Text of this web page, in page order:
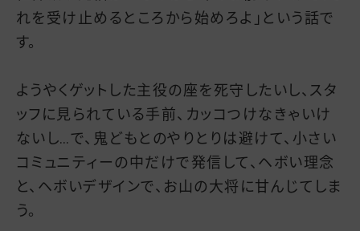
れを受け止めるところから始めろよ」という話で
す。
ようやくゲットした主役の座を死守したいし、スタ
ッフに見られている手前、カッコつけなきゃいけ
ないし…で、鬼どもとのやりとりは避けて、小さい
コミュニティーの中だけで発信して、ヘボい理念
と、ヘボいデザインで、お山の大将に甘んじてしま
う。